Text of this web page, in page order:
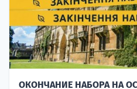
ОКОНЧАНИЕ НАБОРА НА